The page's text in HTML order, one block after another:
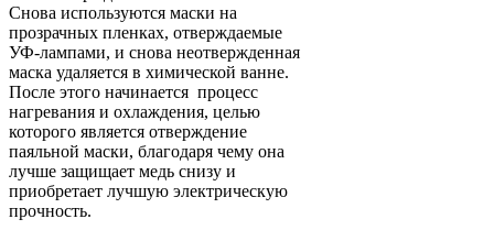
Снова используются маски на
прозрачных пленках, отверждаемые
УФ-лампами, и снова неотвержденная
маска удаляется в химической ванне.
После этого начинается процесс
нагревания и охлаждения, целью
которого является отверждение
паяльной маски, благодаря чему она
лучше защищает медь снизу и
приобретает лучшую электрическую
прочность.